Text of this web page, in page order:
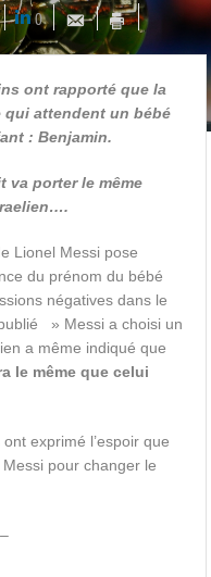
0
ont rapporté que la
qui attendent un bébé
: Benjamin.
va porter le même
Lionel Messi pose
du prénom du bébé
négatives dans le
» Messi a choisi un
a même indiqué que
le même que celui
exprimé l’espoir que
pour changer le